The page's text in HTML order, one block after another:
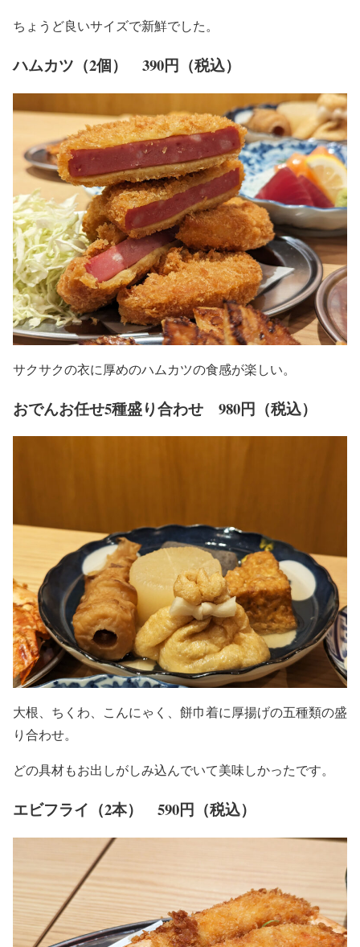
ちょうど良いサイズで新鮮でした。
ハムカツ（2個） 390円（税込）
サクサクの衣に厚めのハムカツの食感が楽しい。
おでんお任せ5種盛り合わせ 980円（税込）
大根、ちくわ、こんにゃく、餅巾着に厚揚げの五種類の盛
り合わせ。
どの具材もお出しがしみ込んでいて美味しかったです。
エビフライ（2本） 590円（税込）